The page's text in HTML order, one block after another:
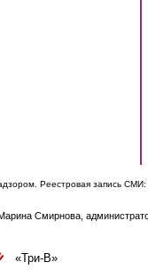
Реестровая запись СМИ:
Смирнова,
«Три-В»